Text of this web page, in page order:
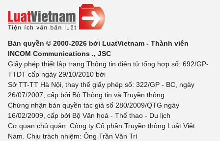
Bản quyền © 2000-2026 bởi LuatVietnam - Thành viên
INCOM Communications ., JSC
Giấy phép thiết lập trang Thông tin điện tử tổng hợp số: 692/GP-
TTĐT cấp ngày 29/10/2010 bởi
Sở TT-TT Hà Nội, thay thế giấy phép số: 322/GP - BC, ngày
26/07/2007, cấp bởi Bộ Thông tin và Truyền thông
Chứng nhận bản quyền tác giả số 280/2009/QTG ngày
16/02/2009, cấp bởi Bộ Văn hoá - Thể thao - Du lịch
Cơ quan chủ quản: Công ty Cổ phần Truyền thông Luật Việt
Nam. Chịu trách nhiệm: Ông Trần Văn Trí